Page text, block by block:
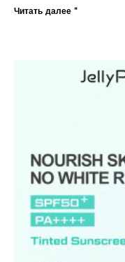
Читать далее "